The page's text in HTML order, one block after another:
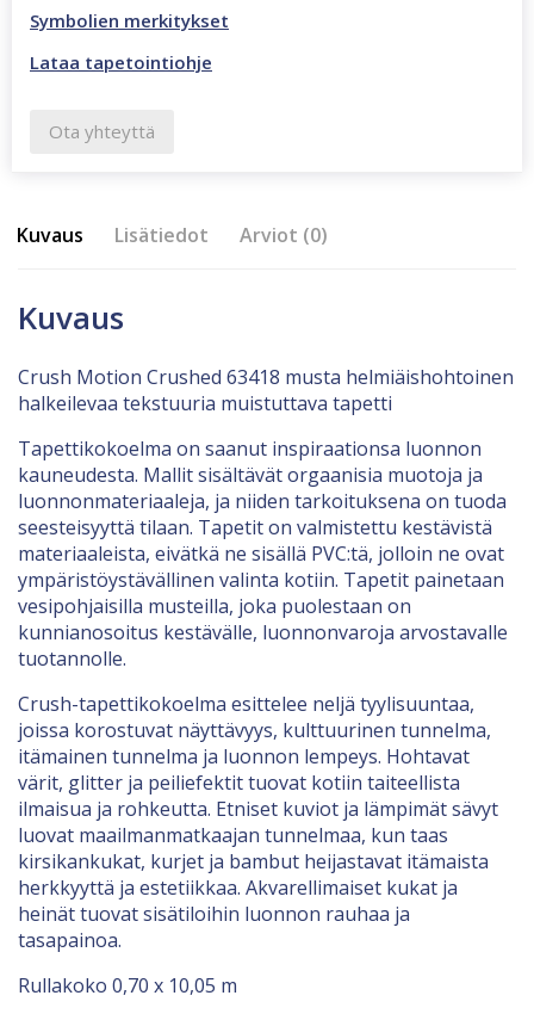
Symbolien merkitykset
Lataa tapetointiohje
Ota yhteyttä
Kuvaus Lisätiedot Arviot (0)
Kuvaus
Crush Motion Crushed 63418 musta helmiäishohtoinen
halkeilevaa tekstuuria muistuttava tapetti
Tapettikokoelma on saanut inspiraationsa luonnon
kauneudesta. Mallit sisältävät orgaanisia muotoja ja
luonnonmateriaaleja, ja niiden tarkoituksena on tuoda
seesteisyyttä tilaan. Tapetit on valmistettu kestävistä
materiaaleista, eivätkä ne sisällä PVC:tä, jolloin ne ovat
ympäristöystävällinen valinta kotiin. Tapetit painetaan
vesipohjaisilla musteilla, joka puolestaan on
kunnianosoitus kestävälle, luonnonvaroja arvostavalle
tuotannolle.
Crush-tapettikokoelma esittelee neljä tyylisuuntaa,
joissa korostuvat näyttävyys, kulttuurinen tunnelma,
itämainen tunnelma ja luonnon lempeys. Hohtavat
värit, glitter ja peiliefektit tuovat kotiin taiteellista
ilmaisua ja rohkeutta. Etniset kuviot ja lämpimät sävyt
luovat maailmanmatkaajan tunnelmaa, kun taas
kirsikankukat, kurjet ja bambut heijastavat itämaista
herkkyyttä ja estetiikkaa. Akvarellimaiset kukat ja
heinät tuovat sisätiloihin luonnon rauhaa ja
tasapainoa.
Rullakoko 0,70 x 10,05 m